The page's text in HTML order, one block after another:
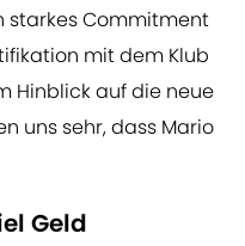
starkes Commitment
mit dem Klub
Hinblick auf die neue
uns sehr, dass Mario
Geld